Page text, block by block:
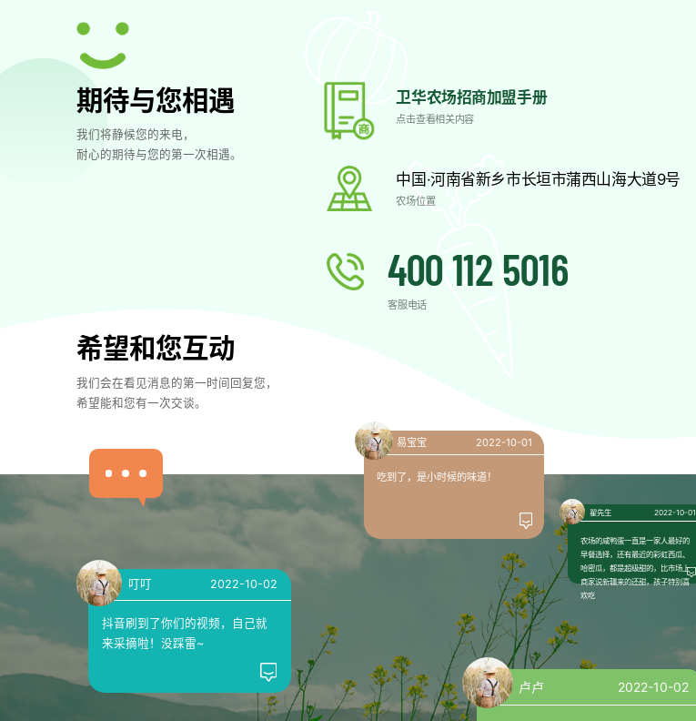
期待与您相遇
我们将静候您的来电，
耐心的期待与您的第一次相遇。
卫华农场招商加盟手册
点击查看相关内容
中国·河南省新乡市长垣市蒲西山海大道9号
农场位置
400 112 5016
客服电话
希望和您互动
我们会在看见消息的第一时间回复您，
希望能和您有一次交谈。
易宝宝 2022-10-01
吃到了，是小时候的味道！
翟先生 2022-10-01
农场的咸鸭蛋一直是一家人最好的
早餐选择，还有最近的彩虹西瓜、
哈密瓜，都是超级甜的，比市场上
商家说新疆来的还甜，孩子特别喜
欢吃
叮叮 2022-10-02
抖音刷到了你们的视频，自己就
来采摘啦！没踩雷~
卢卢 2022-10-02